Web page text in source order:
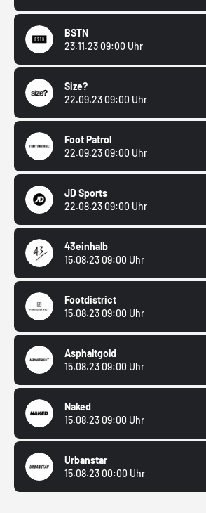
BSTN
23.11.23 09:00 Uhr
Size?
22.09.23 09:00 Uhr
Foot Patrol
22.09.23 09:00 Uhr
JD Sports
22.08.23 09:00 Uhr
43einhalb
15.08.23 09:00 Uhr
Footdistrict
15.08.23 09:00 Uhr
Asphaltgold
15.08.23 09:00 Uhr
Naked
15.08.23 09:00 Uhr
Urbanstar
15.08.23 00:00 Uhr